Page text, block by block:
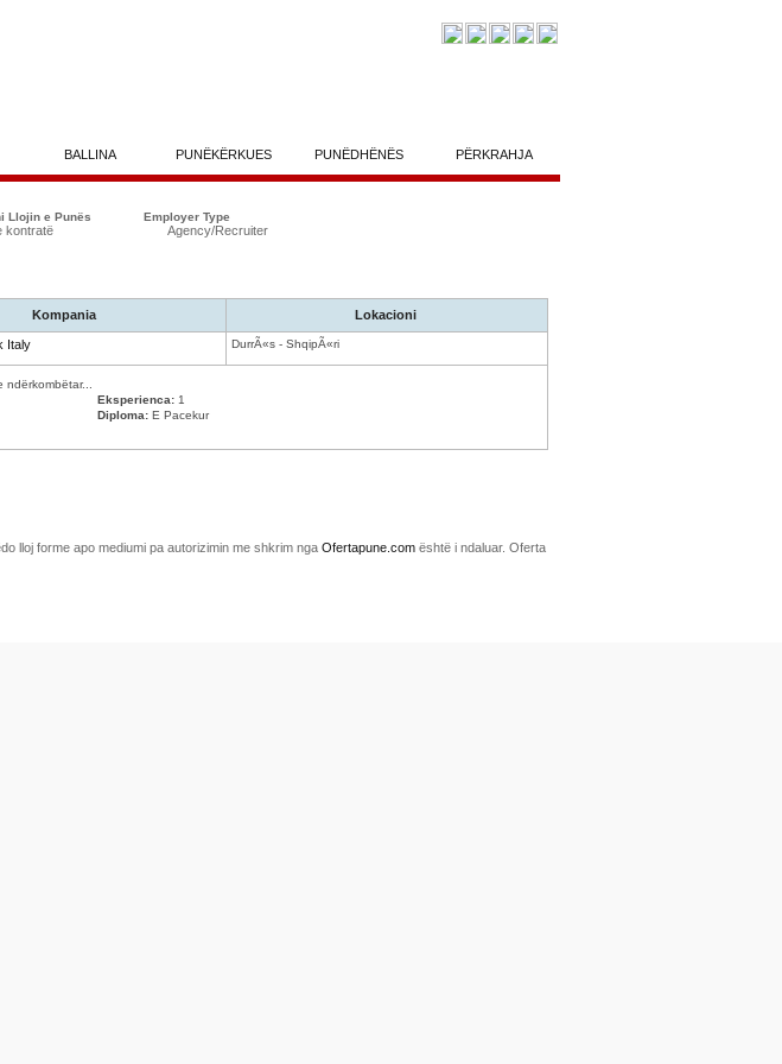
BALLINA PUNËKËRKUES PUNËDHËNËS PËRKRAHJA
Llojin e Punës
kontratë
Employer Type
Agency/Recruiter
Kompania Lokacioni
Italy DurrÃ«s - ShqipÃ«ri
Eksperienca: 1
Diploma: E Pacekur
lloj forme apo mediumi pa autorizimin me shkrim nga Ofertapune.com është i ndaluar. Oferta